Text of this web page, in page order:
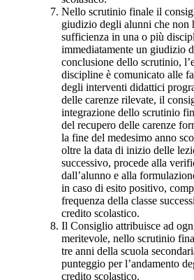
Nello scrutinio finale il
giudizio degli alunni che non
sufficienza in una o più
immediatamente un giudizio
conclusione dello scrutinio,
discipline è comunicato alle
degli interventi didattici
delle carenze rilevate, il
integrazione dello scrutinio
del recupero delle carenze
la fine del medesimo anno
oltre la data di inizio delle
successivo, procede alla
dall’alunno e alla
in caso di esito positivo,
frequenza della classe
credito scolastico.
Il Consiglio attribuisce ad
meritevole, nello scrutinio
tre anni della scuola
punteggio per l’andamento
credito scolastico.